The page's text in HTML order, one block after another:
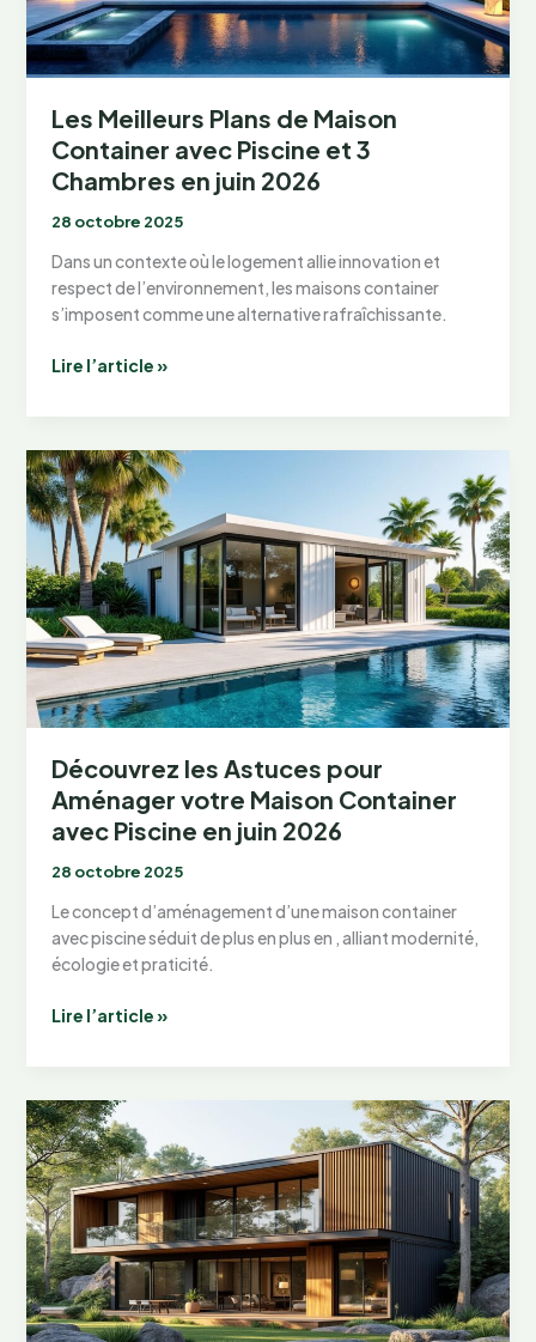
en
juin
2026
?Les Meilleurs Plans de Maison
Container avec Piscine et 3
Chambres en juin 2026
28 octobre 2025
Dans un contexte où le logement allie innovation et
respect de l’environnement, les maisons container
s’imposent comme une alternative rafraîchissante.
Les
Maison
Container
avec
Piscine
et
3
Chambres
en
2026
Lire l’article »
Découvrez les Astuces pour
Aménager votre Maison Container
avec Piscine en juin 2026
28 octobre 2025
Le concept d’aménagement d’une maison container
avec piscine séduit de plus en plus en , alliant modernité,
écologie et praticité.
Découvrez
Aménager
votre
Maison
Container
avec
Piscine
en
juin
2026
Lire l’article »